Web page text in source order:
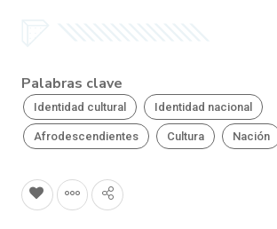
Palabras clave
Identidad cultural Identidad nacional
Afrodescendientes Cultura Nación